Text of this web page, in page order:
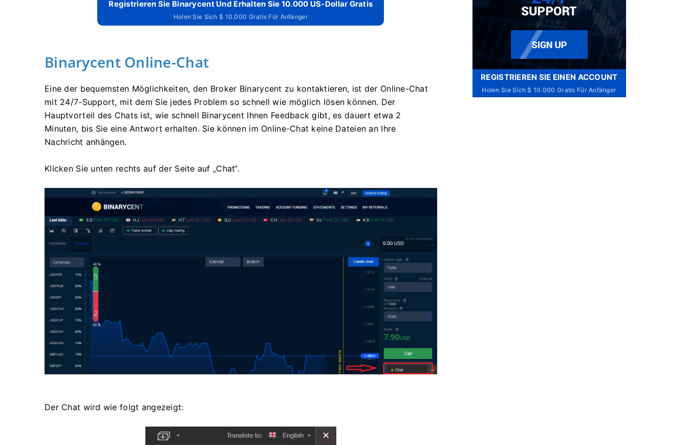
Registrieren Sie Binarycent Und Erhalten Sie 10.000 US-Dollar Gratis
Holen Sie Sich $ 10.000 Gratis Für Anfänger
Binarycent Online-Chat
Eine der bequemsten Möglichkeiten, den Broker Binarycent zu kontaktieren, ist der Online-Chat
mit 24/7-Support, mit dem Sie jedes Problem so schnell wie möglich lösen können. Der
Hauptvorteil des Chats ist, wie schnell Binarycent Ihnen Feedback gibt, es dauert etwa 2
Minuten, bis Sie eine Antwort erhalten. Sie können im Online-Chat keine Dateien an Ihre
Nachricht anhängen.
Klicken Sie unten rechts auf der Seite auf „Chat“.
Der Chat wird wie folgt angezeigt:
REGISTRIEREN SIE EINEN ACCOUNT
Holen Sie Sich $ 10.000 Gratis Für Anfänger